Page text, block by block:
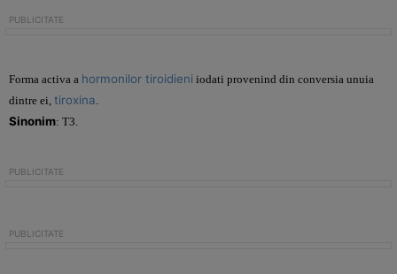
Forma activa a hormonilor tiroidieni iodati provenind din conversia unuia
dintre ei, tiroxina.
Sinonim: T3.